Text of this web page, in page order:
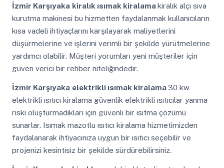
İzmir Karşıyaka kiralık ısımak kiralamakiralık alçı sıva
kurutma makinesi bu hizmetten faydalanmak kullanıcıların
kısa vadeli ihtiyaçlarını karşılayarak maliyetlerini
düşürmelerine ve işlerini verimli bir şekilde yürütmelerine
yardımcı olabilir. Müşteri yorumları yeni müşteriler için
güven verici bir rehber niteliğindedir.
İzmir Karşıyaka elektrikli ısımak kiralama30 kw
elektrikli ısıtıcı kiralama güvenlik elektrikli ısıtıcılar yanma
riski oluşturmadıkları için güvenli bir ısıtma çözümü
sunarlar. Isımak mazotlu ısıtıcı kiralama hizmetimizden
faydalanarak ihtiyacınıza uygun bir ısıtıcı seçebilir ve
projenizi kesintisiz bir şekilde sürdürebilirsiniz.